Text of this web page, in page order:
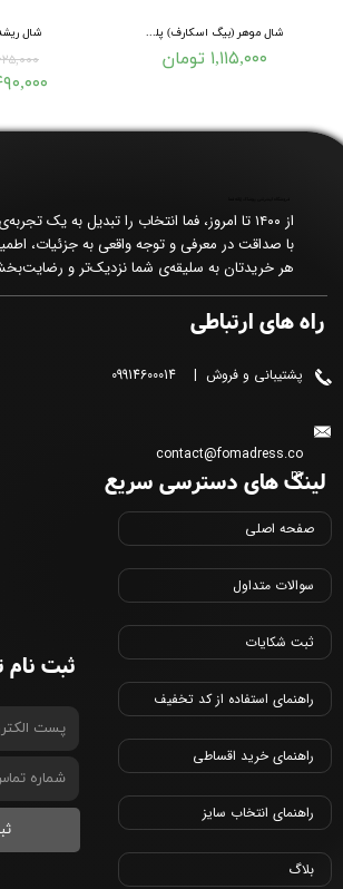
شال
۶۲۵,۰۰۰
۴۹۰,۰۰۰
شال موهر (بیگ اسکارف) پلنگی
۱,۱۱۵,۰۰۰ تومان
راه های ارتباطی
پشتیبانی و فروش | 09914600014
contact@fomadress.co
m
لینک های دسترسی سریع
صفحه اصلی
سوالات متداول
ثبت شکایات
راهنمای استفاده از کد تخفیف
راهنمای خرید اقساطی
راهنمای انتخاب سایز
بلاگ
از ۱۴۰۰ تا امروز، فما انتخاب را تبدیل به یک
با صداقت در معرفی و توجه واقعی به جزئیات،
هر خریدتان به سلیقه‌ی شما نزدیک‌تر و
ثبت نام